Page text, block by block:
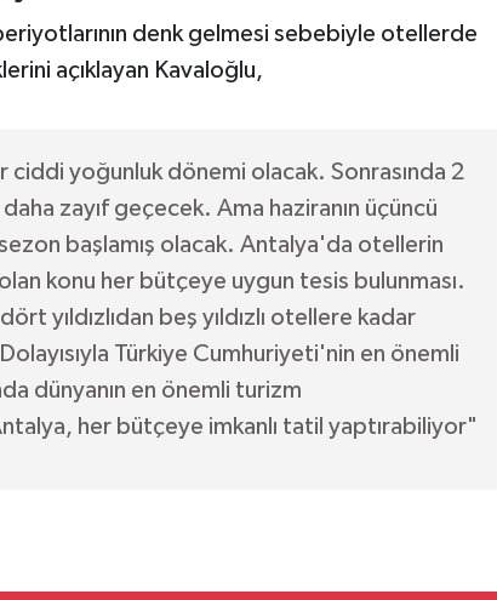
denk gelmesi sebebiyle otellerde
açıklayan Kavaloğlu,
ciddi yoğunluk dönemi olacak. Sonrasında 2
zayıf geçecek. Ama haziranın üçüncü
sezon başlamış olacak. Antalya'da otellerin
konu her bütçeye uygun tesis bulunması.
yıldızlıdan beş yıldızlı otellere kadar
Türkiye Cumhuriyeti'nin en önemli
dünyanın en önemli turizm
her bütçeye imkanlı tatil yaptırabiliyor"